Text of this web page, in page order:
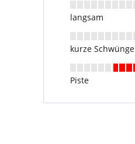
langsam
kurze Schwünge
Piste